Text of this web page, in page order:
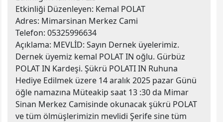
Etkinliği Düzenleyen: Kemal POLAT
Adres: Mimarsinan Merkez Cami
Telefon: 05325996634
Açıklama: MEVLİD: Sayın Dernek üyelerimiz.
Dernek üyemiz kemal POLAT IN oğlu. Gürbüz
POLAT IN Kardeşi. Şükrü POLATI IN Ruhuna
Hediye Edilmek üzere 14 aralık 2025 pazar Günü
öğle namazına Müteakip saat 13 :30 da Mimar
Sinan Merkez Camisinde okunacak şükrü POLAT
ve tüm ölmüşlerimizin mevlidi Şerife sine tüm